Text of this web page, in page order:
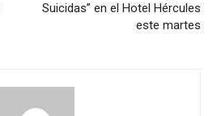
Suicidas” en el Hotel Hércules
este martes